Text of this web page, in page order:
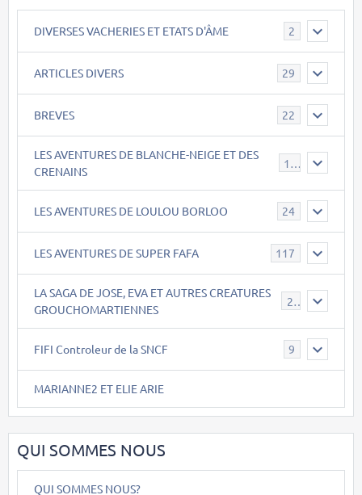
DIVERSES VACHERIES ET ETATS D'ÂME 2
ARTICLES DIVERS 29
BREVES 22
LES AVENTURES DE BLANCHE-NEIGE ET DES
CRENAINS
17
LES AVENTURES DE LOULOU BORLOO 24
LES AVENTURES DE SUPER FAFA 117
LA SAGA DE JOSE, EVA ET AUTRES CREATURES
GROUCHOMARTIENNES
26
FIFI Controleur de la SNCF 9
MARIANNE2 ET ELIE ARIE
QUI SOMMES NOUS
QUI SOMMES NOUS?